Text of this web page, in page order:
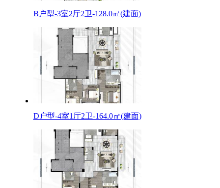
B户型-3室2厅2卫-128.0㎡(建面)
D户型-4室1厅2卫-164.0㎡(建面)